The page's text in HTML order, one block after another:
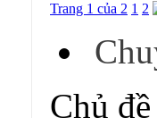
Trang 1 của 2 1 2
Chủ